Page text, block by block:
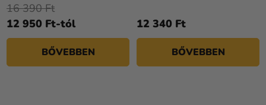
12 950 Ft-tól
16 390 Ft
BŐVEBBEN
12 340 Ft
BŐVEBBEN